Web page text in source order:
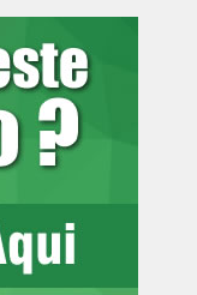
indenização por
a 40 salários
64.840,00, em
relacionados à
e ao combate
se deferido, o
de Políticas de
para
à promoção